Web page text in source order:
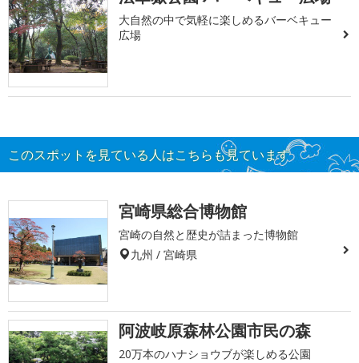
大自然の中で気軽に楽しめるバーベキュー
広場
このスポットを見ている人はこちらも見ています
宮崎県総合博物館
宮崎の自然と歴史が詰まった博物館
九州 / 宮崎県
阿波岐原森林公園市民の森
20万本のハナショウブが楽しめる公園